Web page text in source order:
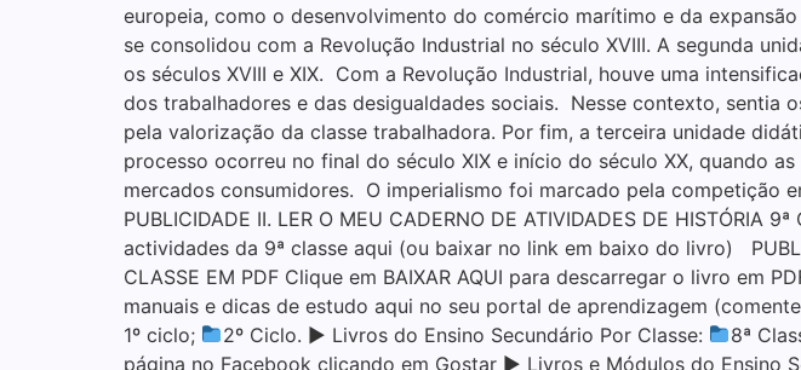
europeia, como o desenvolvimento do comércio marítimo e da
se consolidou com a Revolução Industrial no século XVIII. A segunda
os séculos XVIII e XIX. Com a Revolução Industrial, houve uma
dos trabalhadores e das desigualdades sociais. Nesse contexto, sentia
pela valorização da classe trabalhadora. Por fim, a terceira unidade
processo ocorreu no final do século XIX e início do século XX, quando
mercados consumidores. O imperialismo foi marcado pela competição
PUBLICIDADE II. LER O MEU CADERNO DE ATIVIDADES DE
actividades da 9ª classe aqui (ou baixar no link em baixo do livro)
CLASSE EM PDF Clique em BAIXAR AQUI para descarregar o livro em
manuais e dicas de estudo aqui no seu portal de aprendizagem
1º ciclo;
2º Ciclo. ▶ Livros do Ensino Secundário Por Classe: 8ª
página no Facebook clicando em Gostar ▶ Livros e Módulos do Ensino